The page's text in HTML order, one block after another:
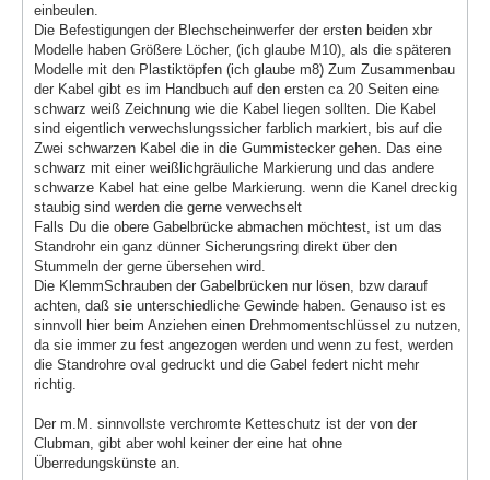
einbeulen.
Die Befestigungen der Blechscheinwerfer der ersten beiden xbr
Modelle haben Größere Löcher, (ich glaube M10), als die späteren
Modelle mit den Plastiktöpfen (ich glaube m8) Zum Zusammenbau
der Kabel gibt es im Handbuch auf den ersten ca 20 Seiten eine
schwarz weiß Zeichnung wie die Kabel liegen sollten. Die Kabel
sind eigentlich verwechslungssicher farblich markiert, bis auf die
Zwei schwarzen Kabel die in die Gummistecker gehen. Das eine
schwarz mit einer weißlichgräuliche Markierung und das andere
schwarze Kabel hat eine gelbe Markierung. wenn die Kanel dreckig
staubig sind werden die gerne verwechselt
Falls Du die obere Gabelbrücke abmachen möchtest, ist um das
Standrohr ein ganz dünner Sicherungsring direkt über den
Stummeln der gerne übersehen wird.
Die KlemmSchrauben der Gabelbrücken nur lösen, bzw darauf
achten, daß sie unterschiedliche Gewinde haben. Genauso ist es
sinnvoll hier beim Anziehen einen Drehmomentschlüssel zu nutzen,
da sie immer zu fest angezogen werden und wenn zu fest, werden
die Standrohre oval gedruckt und die Gabel federt nicht mehr
richtig.
Der m.M. sinnvollste verchromte Ketteschutz ist der von der
Clubman, gibt aber wohl keiner der eine hat ohne
Überredungskünste an.